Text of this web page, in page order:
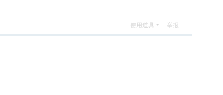
使用道具 举报